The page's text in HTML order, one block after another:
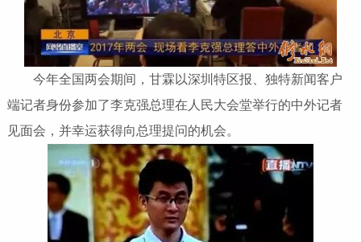
今年全国两会期间，甘霖以深圳特区报、独特新闻客户
端记者身份参加了李克强总理在人民大会堂举行的中外记者
见面会，并幸运获得向总理提问的机会。